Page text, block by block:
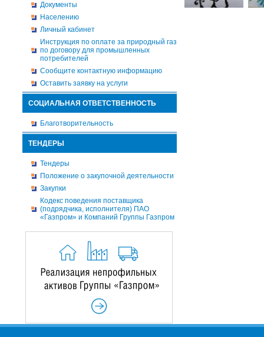
Документы
Населению
Личный кабинет
Инструкция по оплате за природный газ
по договору для промышленных
потребителей
Сообщите контактную информацию
Оставить заявку на услуги
СОЦИАЛЬНАЯ ОТВЕТСТВЕННОСТЬ
Благотворительность
ТЕНДЕРЫ
Тендеры
Положение о закупочной деятельности
Закупки
Кодекс поведения поставщика
(подрядчика, исполнителя) ПАО
«Газпром» и Компаний Группы Газпром